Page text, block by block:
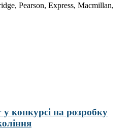
Pearson, Express, Macmillan,
у конкурсі на розробку